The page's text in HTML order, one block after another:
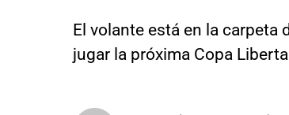
El volante está en la carpeta
jugar la próxima Copa